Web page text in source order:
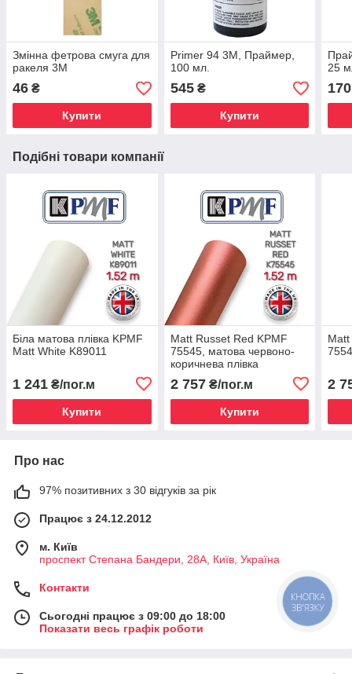
Змінна фетрова смуга для
ракеля 3М
46 ₴
Купити
Primer 94 3М, Праймер,
100 мл.
545₴
Купити
25
170
Подібні товари компанії
Біла матова плівка KPMF
Matt White K89011
1 241 ₴/пог.м
Купити
Matt Russet Red KPMF
75545, матова червоно-
коричнева плівка
2 757₴/пог.м
Купити
2
Про нас
97% позитивних з 30 відгуків за рік
Працює з 24.12.2012
м. Київ
проспект Степана Бандери, 28А, Київ, Україна
Контакти
Сьогодні працює з 09:00 до 18:00
Показати весь графік роботи